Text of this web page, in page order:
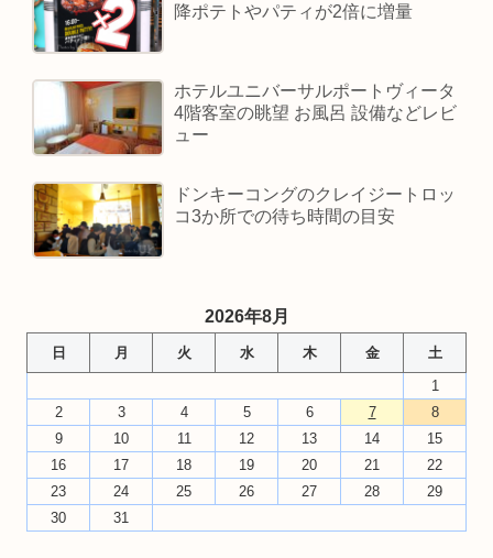
降ポテトやパティが2倍に増量
ホテルユニバーサルポートヴィータ
4階客室の眺望 お風呂 設備などレビ
ュー
ドンキーコングのクレイジートロッ
コ3か所での待ち時間の目安
2026年8月
日 月 火 水 木 金
土
1
2
3 4 5 6 7
8
9
10 11 12 13 14
15
16
17 18 19 20 21
22
23
24 25 26 27 28
29
30
31